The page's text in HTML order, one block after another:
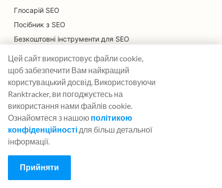
Глосарій SEO
Посібник з SEO
Безкоштовні інструменти для SEO
Угода про розміщення гостьових постів
Історія оновлень алгоритму Google
Юридичний
Умови та положення
Політика конфіденційності
App
Увійдіть в систему
Зареєструватися
Цей сайт використовує файли cookie,
щоб забезпечити Вам найкращий
користувацький досвід. Використовуючи
Ranktracker, ви погоджуєтесь на
використання нами файлів cookie.
Ознайомтеся з нашою політикою
конфіденційності для більш детальної
інформації.
Прийняти